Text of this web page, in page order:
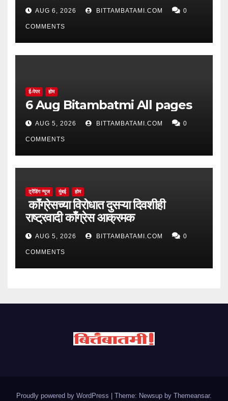
AUG 6, 2026 BITTAMBATAMI.COM 0
COMMENTS
ई-पेपर होम
6 Aug Bitambatmi All pages
AUG 5, 2026 BITTAMBATAMI.COM 0
COMMENTS
ट्रेंडिंग न्यूज मुंबई होम
काँग्रेसच्या विरोधात दुसऱ्या दिवशीही
राष्ट्रवादी काँग्रेस आक्रमक
AUG 5, 2026 BITTAMBATAMI.COM 0
COMMENTS
Proudly powered by WordPress Theme: Newsup by Themeansar.